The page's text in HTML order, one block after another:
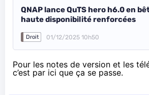
QNAP lance QuTS hero h6.0 en
haute disponibilité renforcées
Droit 01/12/2025 10h50
Pour les notes de version et les
c’est par ici que ça se passe.